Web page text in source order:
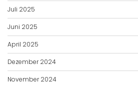
Juli 2025
Juni 2025
April 2025
Dezember 2024
November 2024